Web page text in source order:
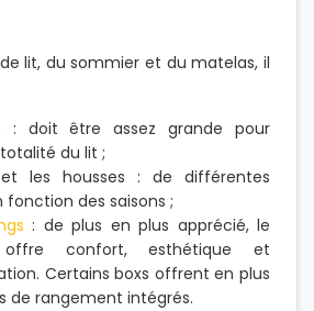
lit, du sommier et du matelas, il
: doit être assez grande pour
du lit ;
les housses : de différentes
des saisons ;
: de plus en plus apprécié, le
offre confort, esthétique et
Certains boxs offrent en plus
de rangement intégrés.